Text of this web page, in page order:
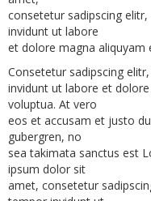
consetetur sadipscing
invidunt ut labore
et dolore magna aliquyam
Consetetur sadipscing
invidunt ut labore et
voluptua. At vero
eos et accusam et justo
gubergren, no
sea takimata sanctus est
ipsum dolor sit
amet, consetetur